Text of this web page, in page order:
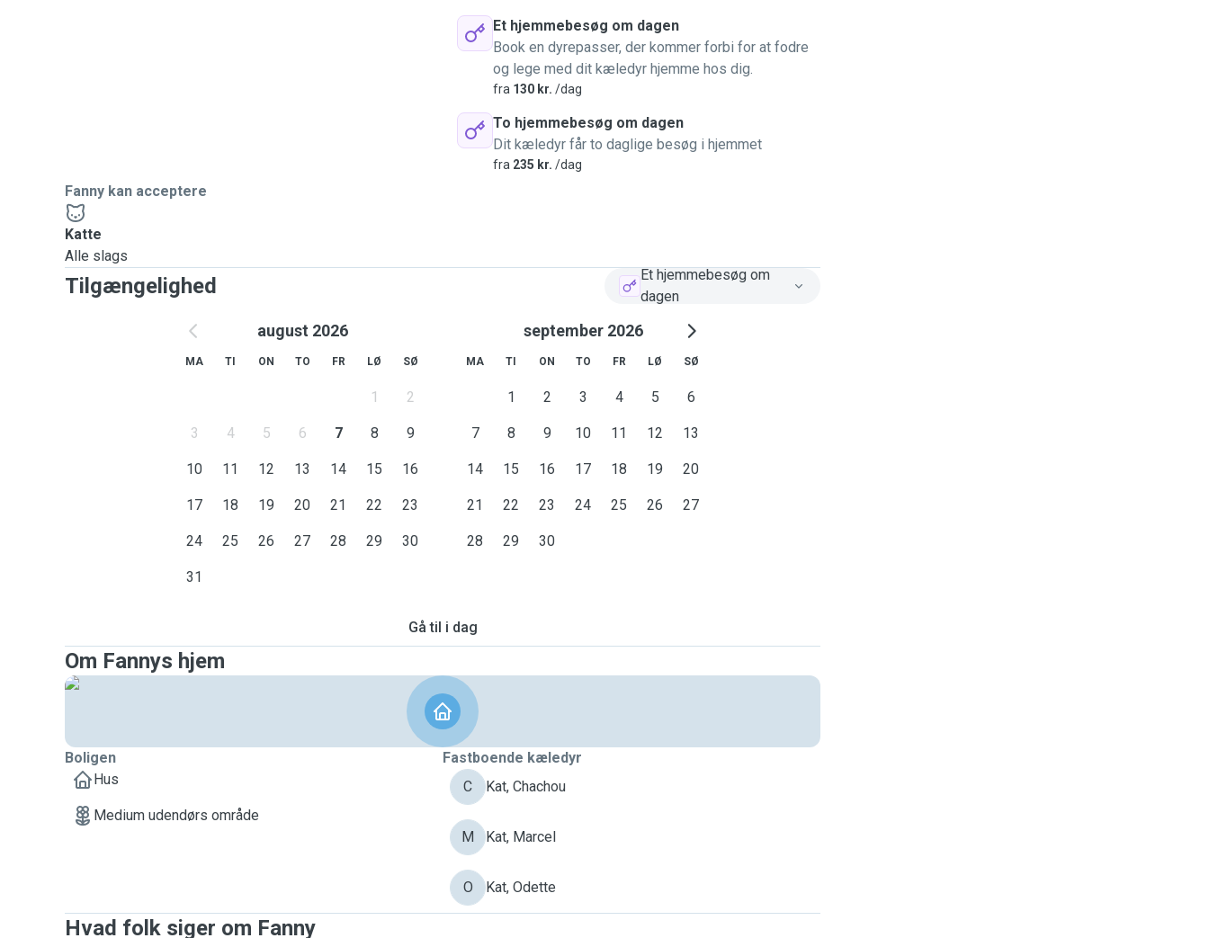
Et hjemmebesøg om dagen
Book en dyrepasser, der kommer forbi for at fodre
og lege med dit kæledyr hjemme hos dig.
fra 130 kr. /dag
To hjemmebesøg om dagen
Dit kæledyr får to daglige besøg i hjemmet
fra 235 kr. /dag
Fanny kan acceptere
Katte
Alle slags
Tilgængelighed
Et hjemmebesøg om
dagen
august 2026
MA TI ON TO FR LØ SØ
1 2
3 4 5 6 7 8 9
10 11 12 13 14 15 16
17 18 19 20 21 22 23
24 25 26 27 28 29 30
31
september 2026
MA TI ON TO FR LØ SØ
1 2 3 4 5 6
7 8 9 10 11 12 13
14 15 16 17 18 19 20
21 22 23 24 25 26 27
28 29 30
Gå til i dag
Om Fannys hjem
Boligen
Hus
Medium udendørs område
Fastboende kæledyr
C
Kat, Chachou
M Kat, Marcel
O Kat, Odette
Hvad folk siger om Fanny